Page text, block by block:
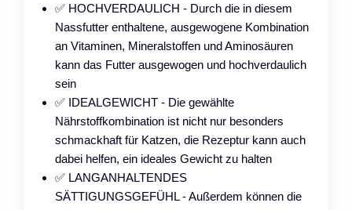
✅ HOCHVERDAULICH - Durch die in diesem
Nassfutter enthaltene, ausgewogene Kombination
an Vitaminen, Mineralstoffen und Aminosäuren
kann das Futter ausgewogen und hochverdaulich
sein
✅ IDEALGEWICHT - Die gewählte
Nährstoffkombination ist nicht nur besonders
schmackhaft für Katzen, die Rezeptur kann auch
dabei helfen, ein ideales Gewicht zu halten
✅ LANGANHALTENDES
SÄTTIGUNGSGEFÜHL - Außerdem können die